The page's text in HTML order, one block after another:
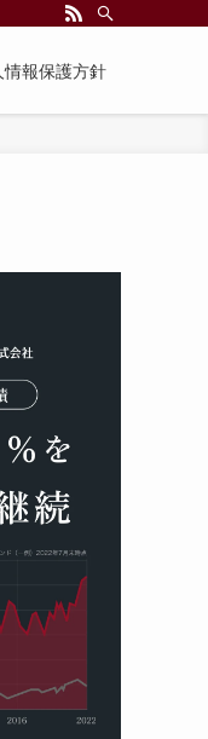
情報保護方針